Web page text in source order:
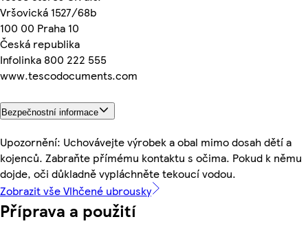
Vršovická 1527/68b
100 00 Praha 10
Česká republika
Infolinka 800 222 555
www.tescodocuments.com
Bezpečnostní informace
Upozornění: Uchovávejte výrobek a obal mimo dosah dětí a
kojenců. Zabraňte přímému kontaktu s očima. Pokud k němu
dojde, oči důkladně vypláchněte tekoucí vodou.
Zobrazit vše Vlhčené ubrousky
Příprava a použití